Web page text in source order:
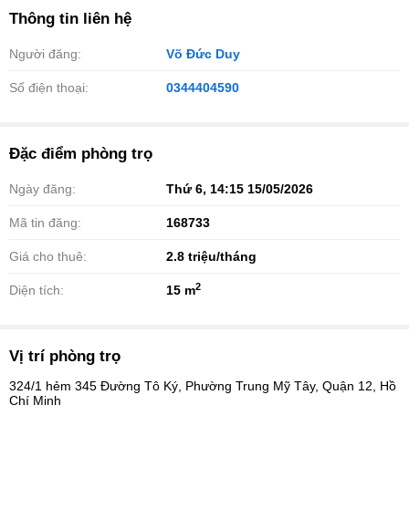
Thông tin liên hệ
Người đăng: Võ Đức Duy
Số điện thoại: 0344404590
Đặc điểm phòng trọ
Ngày đăng: Thứ 6, 14:15 15/05/2026
Mã tin đăng: 168733
Giá cho thuê: 2.8 triệu/tháng
Diện tích: 15 m2
Vị trí phòng trọ
324/1 hẻm 345 Đường Tô Ký, Phường Trung Mỹ Tây, Quận 12, Hồ
Chí Minh